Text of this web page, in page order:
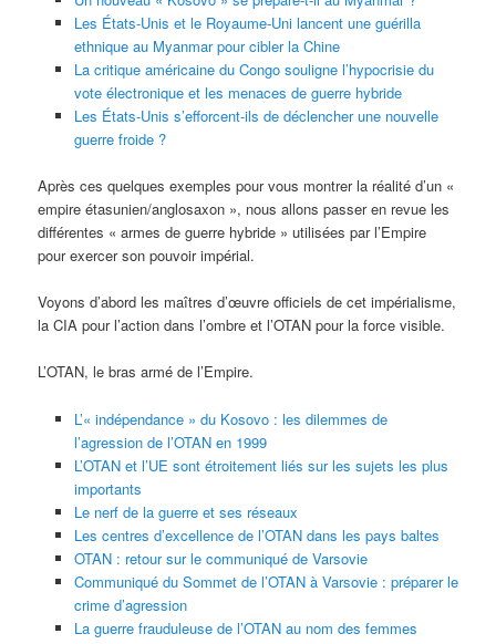
Les États-Unis et le Royaume-Uni lancent une guérilla
ethnique au Myanmar pour cibler la Chine
La critique américaine du Congo souligne l’hypocrisie du
vote électronique et les menaces de guerre hybride
Les États-Unis s’efforcent-ils de déclencher une nouvelle
guerre froide ?
Après ces quelques exemples pour vous montrer la réalité d’un «
empire étasunien/anglosaxon », nous allons passer en revue les
différentes « armes de guerre hybride » utilisées par l’Empire
pour exercer son pouvoir impérial.
Voyons d’abord les maîtres d’œuvre officiels de cet impérialisme,
la CIA pour l’action dans l’ombre et l’OTAN pour la force visible.
L’OTAN, le bras armé de l’Empire.
L’« indépendance » du Kosovo : les dilemmes de
l’agression de l’OTAN en 1999
L’OTAN et l’UE sont étroitement liés sur les sujets les plus
importants
Le nerf de la guerre et ses réseaux
Les centres d’excellence de l’OTAN dans les pays baltes
OTAN : retour sur le communiqué de Varsovie
Communiqué du Sommet de l’OTAN à Varsovie : préparer le
crime d’agression
La guerre frauduleuse de l’OTAN au nom des femmes